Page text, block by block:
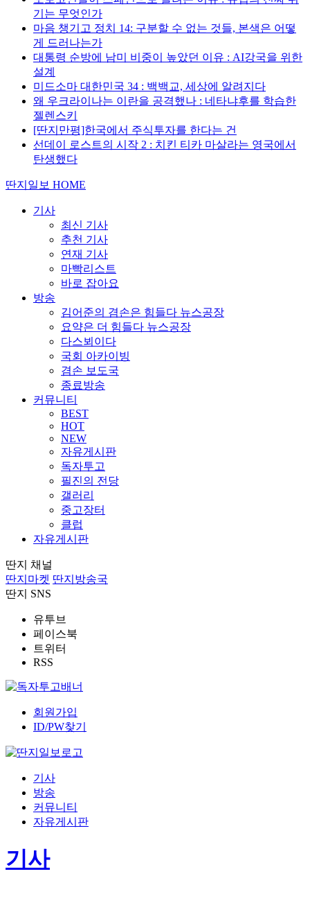
기는 무엇인가
마음 챙기고 정치 14: 구분할 수 없는 것들, 본색은 어떻
게 드러나는가
대통령 순방에 남미 비중이 높았던 이유 : AI강국을 위한
설계
미드소마 대한민국 34 : 백백교, 세상에 알려지다
왜 우크라이나는 이란을 공격했나 : 네타냐후를 학습한
젤렌스키
[딴지만평]한국에서 주식투자를 한다는 건
선데이 로스트의 시작 2 : 치킨 티카 마살라는 영국에서
탄생했다
딴지일보 HOME
기사
최신 기사
추천 기사
연재 기사
마빡리스트
바로 잡아요
방송
김어준의 겸손은 힘들다 뉴스공장
요약은 더 힘들다 뉴스공장
다스뵈이다
국회 아카이빙
겸손 보도국
종료방송
커뮤니티
BEST
HOT
NEW
자유게시판
독자투고
필진의 전당
갤러리
중고장터
클럽
자유게시판
딴지 채널
딴지마켓 딴지방송국
딴지 SNS
유투브
페이스북
트위터
RSS
회원가입
ID/PW찾기
기사
방송
커뮤니티
자유게시판
기사